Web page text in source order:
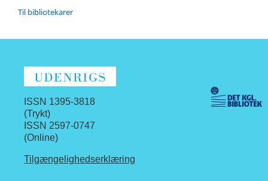
Til bibliotekarer
ISSN 1395-3818
(Trykt)
ISSN 2597-0747
(Online)
Tilgængelighedserklæring